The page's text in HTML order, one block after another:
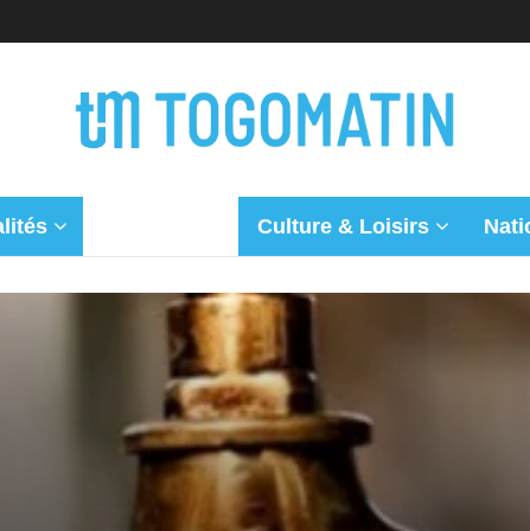
Culture & Loisirs